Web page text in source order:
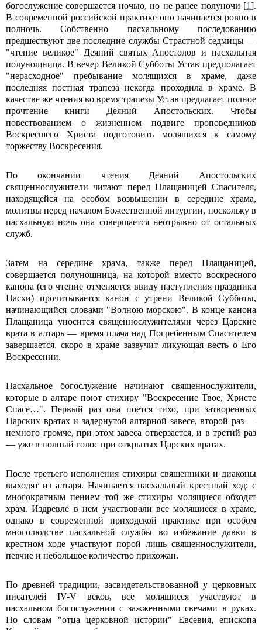
богослужение совершается ночью, но не ранее полуночи [1].
В современной российской практике оно начинается ровно в
полночь. Собственно пасхальному последованию
предшествуют две последние службы Страстной седмицы —
"чтение великое" Деяний святых Апостолов и пасхальная
полунощница. В вечер Великой Субботы Устав предполагает
"нерасходное" пребывание молящихся в храме, даже
последняя постная трапеза некогда проходила в храме. В
качестве же чтения во время трапезы Устав предлагает полное
прочтение книги Деяний Апостольских. Чтобы
повествованием о жизненном подвиге проповедников
Воскресшего Христа подготовить молящихся к самому
торжеству Воскресения.
По окончании чтения Деяний Апостольских
священнослужители читают перед Плащаницей Спасителя,
находящейся на особом возвышении в середине храма,
молитвы перед началом Божественной литургии, поскольку в
пасхальную ночь она совершается неотрывно от остальных
служб.
Затем на середине храма, также перед Плащаницей,
совершается полунощница, на которой вместо воскресного
канона (его чтение отменяется ввиду наступления праздника
Пасхи) прочитывается канон с утрени Великой Субботы,
начинающийся словами "Волною морскою". В конце канона
Плащаница уносится священнослужителями через Царские
врата в алтарь — время плача над Погребенным Спасителем
завершается, скоро в храме зазвучит ликующая весть о Его
Воскресении.
Пасхальное богослужение начинают священнослужители,
которые в алтаре поют стихиру "Воскресение Твое, Христе
Спасе…". Первый раз она поется тихо, при затворенных
Царских вратах и задернутой алтарной завесе, второй раз —
немного громче, при этом завеса отверзается, и в третий раз
— уже в полный голос при открытых Царских вратах.
После третьего исполнения стихиры священники и диаконы
выходят из алтаря. Начинается пасхальный крестный ход: с
многократным пением той же стихиры молящиеся обходят
храм. Издревле в нем участвовали все молящиеся в храме,
однако в современной приходской практике при особом
многолюдстве пасхальной службы во избежание давки в
крестном ходе участвуют порой лишь священнослужители,
певчие и небольшое количество прихожан.
По древней традиции, засвидетельствованной у церковных
писателей IV-V веков, все молящиеся участвуют в
пасхальном богослужении с зажженными свечами в руках.
По словам "отца церковной истории" Евсевия, епископа